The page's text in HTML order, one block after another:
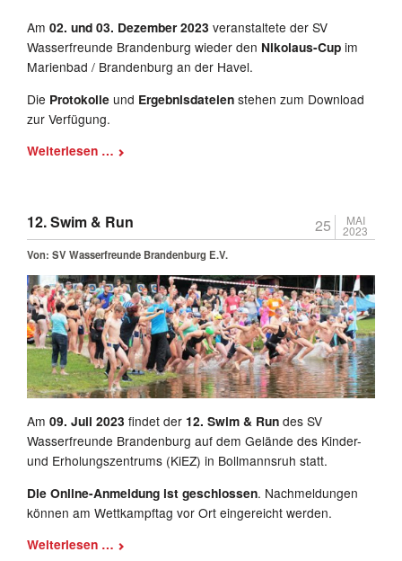
Am 02. und 03. Dezember 2023 veranstaltete der SV
Wasserfreunde Brandenburg wieder den Nikolaus-Cupim
Marienbad / Brandenburg an der Havel.
Die Protokolleund Ergebnisdateienstehen zum Download
zur Verfügung.
Weiterlesen …Nikolaus-
12. Swim & Run 25 MAI
2023
Von: SV Wasserfreunde Brandenburg E.V.
Am 09. Juli 2023 findet der 12. Swim & Rundes SV
Wasserfreunde Brandenburg auf dem Gelände des Kinder-
und Erholungszentrums (KiEZ) in Bollmannsruh statt.
Die Online-Anmeldung ist geschlossen. Nachmeldungen
können am Wettkampftag vor Ort eingereicht werden.
Weiterlesen …12.